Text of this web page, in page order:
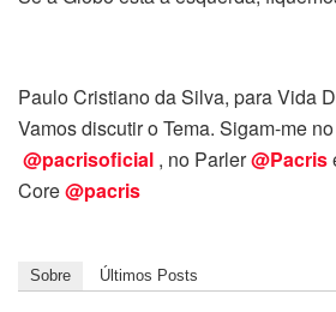
Paulo Cristiano da Silva, para Vida
Vamos discutir o Tema. Sigam-me
@pacrisoficial , no Parler@Pacris
Core@pacris
Sobre Últimos Posts